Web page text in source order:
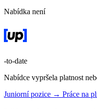
Nabídka není
-to-date
Nabídce vypršela platnost
Juniorní pozice → Práce na